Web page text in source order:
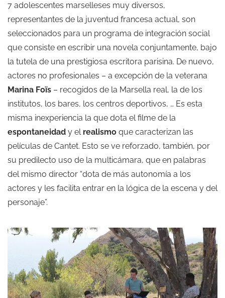
7 adolescentes marselleses muy diversos,
representantes de la juventud francesa actual, son
seleccionados para un programa de integración social
que consiste en escribir una novela conjuntamente, bajo
la tutela de una prestigiosa escritora parisina. De nuevo,
actores no profesionales – a excepción de la veterana
Marina Foïs – recogidos de la Marsella real, la de los
institutos, los bares, los centros deportivos, … Es esta
misma inexperiencia la que dota el filme de la
espontaneidad y el realismo que caracterizan las
películas de Cantet. Esto se ve reforzado, también, por
su predilecto uso de la multicámara, que en palabras
del mismo director “dota de más autonomía a los
actores y les facilita entrar en la lógica de la escena y del
personaje”.